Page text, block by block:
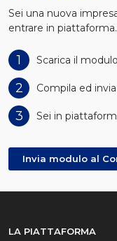
Sei una nuova
entrare in piattaforma.
1 Scarica il
2 Compila ed
3 Sei in
Invia modulo al
LA PIATTAFORMA